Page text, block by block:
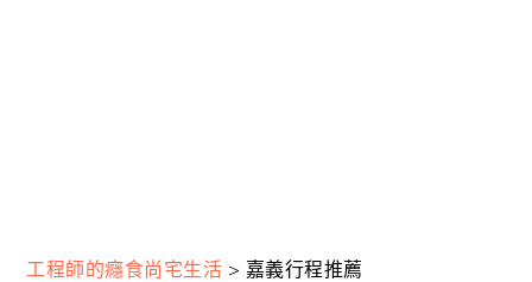
工程師的癮食尚宅生活 > 嘉義行程推薦